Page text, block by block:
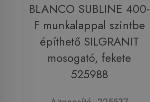
BLANCO SUBLINE 400-
F munkalappal szintbe
építhető SILGRANIT
mosogató, fekete
525988